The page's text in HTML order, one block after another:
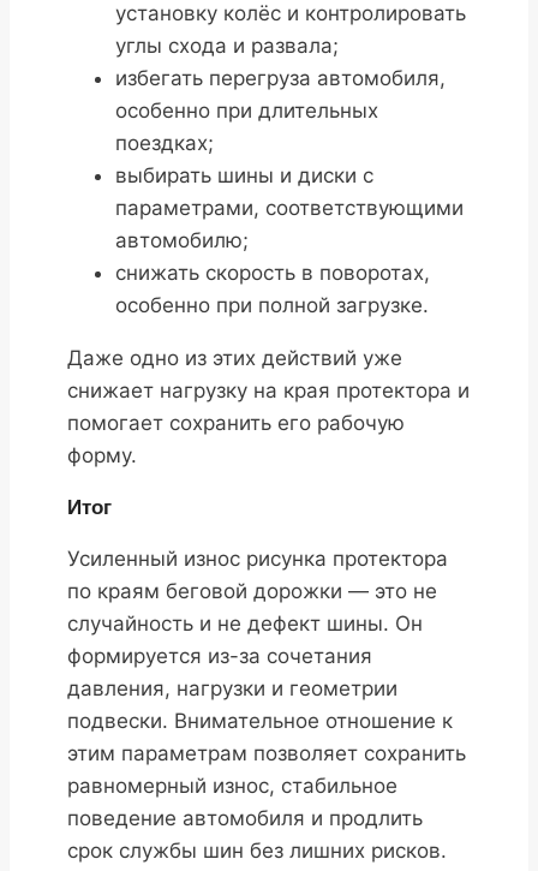
установку колёс и контролировать
углы схода и развала;
избегать перегруза автомобиля,
особенно при длительных
поездках;
выбирать шины и диски с
параметрами, соответствующими
автомобилю;
снижать скорость в поворотах,
особенно при полной загрузке.
Даже одно из этих действий уже
снижает нагрузку на края протектора и
помогает сохранить его рабочую
форму.
Итог
Усиленный износ рисунка протектора
по краям беговой дорожки — это не
случайность и не дефект шины. Он
формируется из-за сочетания
давления, нагрузки и геометрии
подвески. Внимательное отношение к
этим параметрам позволяет сохранить
равномерный износ, стабильное
поведение автомобиля и продлить
срок службы шин без лишних рисков.